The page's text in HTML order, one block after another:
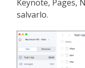
Keynote, Pages,
salvarlo.